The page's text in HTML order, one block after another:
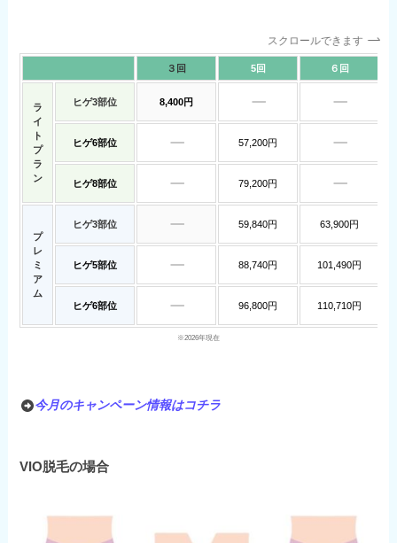
スクロールできます
３回 5回 ６回
ラ
イ
ト
プ
ラ
ン
ヒゲ3部位 8,400円
ヒゲ6部位 57,200円
ヒゲ8部位 79,200円
プ
レ
ミ
ア
ム
ヒゲ3部位 59,840円 63,900円
ヒゲ5部位 88,740円 101,490円
ヒゲ6部位 96,800円 110,710円
※2026年現在
今月のキャンペーン情報はコチラ
VIO脱毛の場合